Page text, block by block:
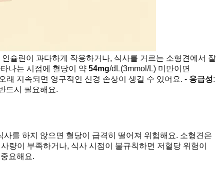
슐린이 과다하게 작용하거나, 식사를 거르는 소형견에서 잘
나는 시점에 혈당이 약 54mg/dL(3mmol/L) 미만이면
래 지속되면 영구적인 신경 손상이 생길 수 있어요. - 응급성:
드시 필요해요.
를 하지 않으면 혈당이 급격히 떨어져 위험해요. 소형견은
량이 부족하거나, 식사 시점이 불규칙하면 저혈당 위험이
요해요.